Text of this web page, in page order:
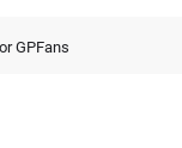
GPFans